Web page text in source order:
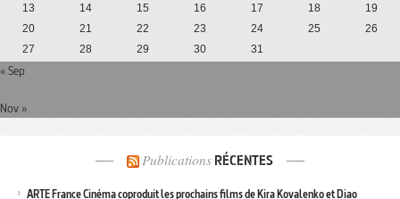
13
14 15 16 17 18
19
20
21 22 23 24 25
26
27
28 29 30 31
« Sep
Nov »
Publications RÉCENTES
ARTE France Cinéma coproduit les prochains films de Kira Kovalenko et Diao